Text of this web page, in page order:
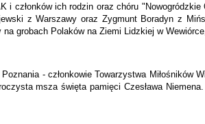
i członków ich rodzin oraz chóru
z Warszawy oraz Zygmunt Boradyn z
grobach Polaków na Ziemi Lidzkiej w
- członkowie Towarzystwa
msza święta pamięci Czesława